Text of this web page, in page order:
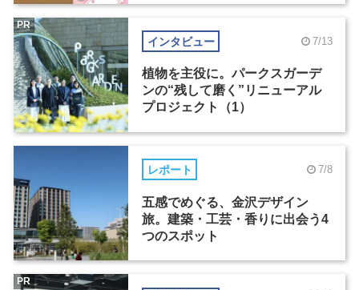
インタビュー 7/13
植物を主役に。パークスガーデ
ンの“残して磨く”リニューアル
プロジェクト（1）
PR
レポート 7/8
五感でめぐる、金沢デザイン
旅。建築・工芸・香りに出会う4
つのスポット
PR